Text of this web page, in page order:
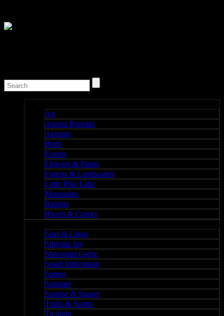
Art
Aurora Borealis
Autumn
Birds
Events
Flowers & Plants
Forests & Landscapes
Little Pike Lake
Mountains
Raptors
Rivers & Creeks
Seas & Lakes
Siberian Jay
Slavonian Grebe
Small Individuals
Spring
Summer
Sunrise & Sunset
Trolls & Spirits
Twilight